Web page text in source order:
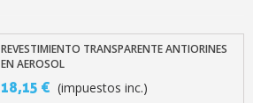
REVESTIMIENTO TRANSPARENTE ANTIORINES
EN AEROSOL
18,15 € (impuestos inc.)